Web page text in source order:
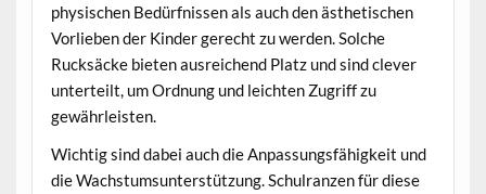
physischen Bedürfnissen als auch den ästhetischen
Vorlieben der Kinder gerecht zu werden. Solche
Rucksäcke bieten ausreichend Platz und sind clever
unterteilt, um Ordnung und leichten Zugriff zu
gewährleisten.
Wichtig sind dabei auch die Anpassungsfähigkeit und
die Wachstumsunterstützung. Schulranzen für diese